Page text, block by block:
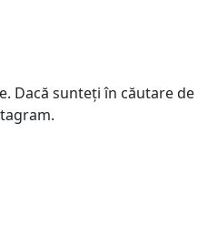
Dacă sunteți în căutare de